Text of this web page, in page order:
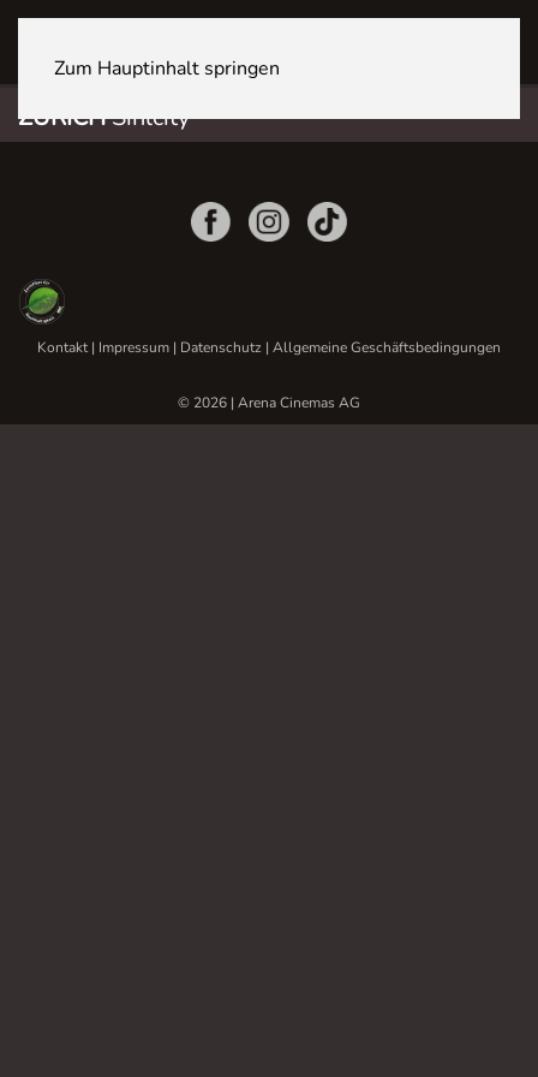
Zum Hauptinhalt springen
ZÜRICHSihlcity
Kontakt| Impressum | Datenschutz | Allgemeine Geschäftsbedingungen
© 2026 | Arena Cinemas AG